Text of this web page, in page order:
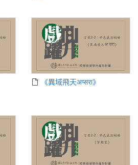
《異域飛天अप्सरा》